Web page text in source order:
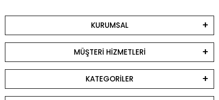
KURUMSAL
MÜŞTERİ HİZMETLERİ
KATEGORİLER